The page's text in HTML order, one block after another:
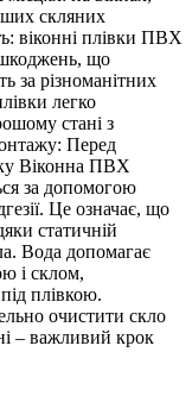
скляних
віконні плівки ПВХ
що
за різноманітних
легко
стані з
Перед
Віконна ПВХ
за допомогою
Це означає, що
статичній
Вода допомагає
і склом,
плівкою.
очистити скло
– важливий крок